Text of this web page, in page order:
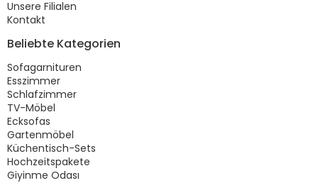
Unsere Filialen
Kontakt
Beliebte Kategorien
Sofagarnituren
Esszimmer
Schlafzimmer
TV-Möbel
Ecksofas
Gartenmöbel
Küchentisch-Sets
Hochzeitspakete
Giyinme Odası